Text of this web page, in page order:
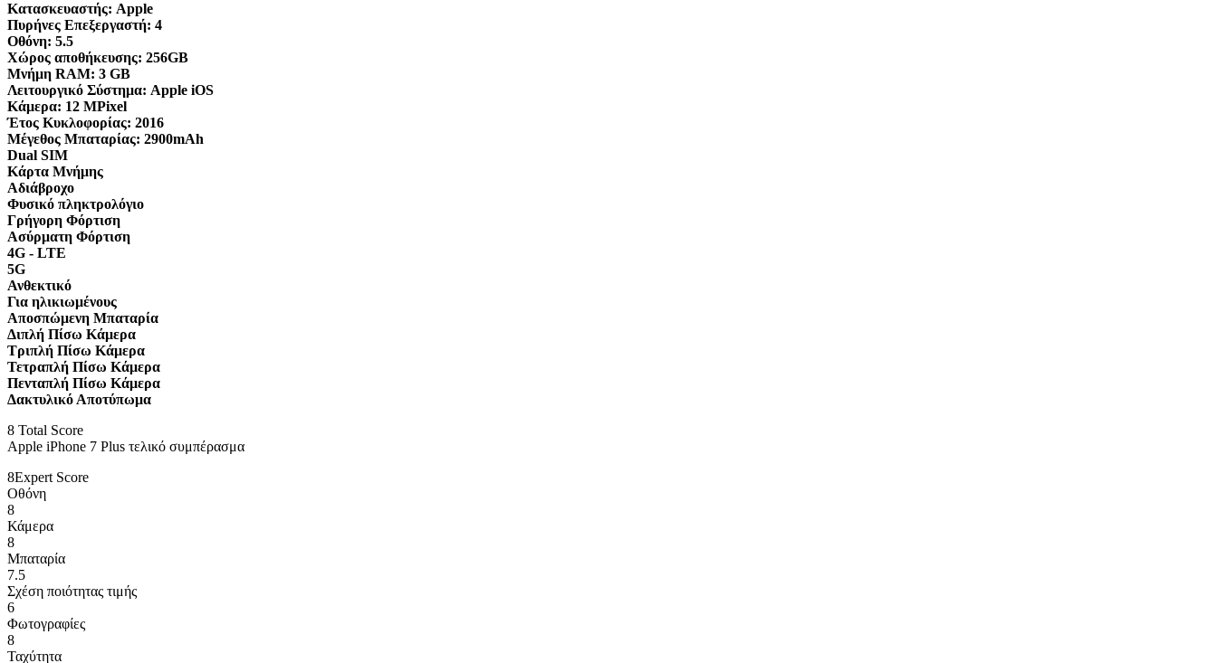
Κατασκευαστής: Apple
Πυρήνες Επεξεργαστή: 4
Οθόνη: 5.5
Χώρος αποθήκευσης: 256GB
Μνήμη RAM: 3 GB
Λειτουργικό Σύστημα: Apple iOS
Κάμερα: 12 MPixel
Έτος Κυκλοφορίας: 2016
Μέγεθος Μπαταρίας: 2900mAh
Dual SIM
Κάρτα Μνήμης
Αδιάβροχο
Φυσικό πληκτρολόγιο
Γρήγορη Φόρτιση
Ασύρματη Φόρτιση
4G - LTE
5G
Ανθεκτικό
Για ηλικιωμένους
Αποσπώμενη Μπαταρία
Διπλή Πίσω Κάμερα
Τριπλή Πίσω Κάμερα
Τετραπλή Πίσω Κάμερα
Πενταπλή Πίσω Κάμερα
Δακτυλικό Αποτύπωμα
8 Total Score
Apple iPhone 7 Plus τελικό συμπέρασμα
8Expert Score
Οθόνη
8
Κάμερα
8
Μπαταρία
7.5
Σχέση ποιότητας τιμής
6
Φωτογραφίες
8
Ταχύτητα